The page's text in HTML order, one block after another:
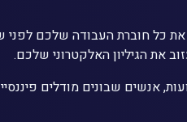
$20 בחודש. ובניגוד לכל עובד אנושי, הוא